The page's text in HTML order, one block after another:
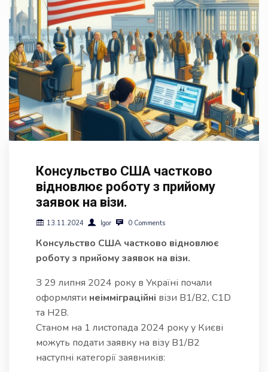
Консульство США частково
відновлює роботу з прийому
заявок на візи.
13.11.2024 Igor 0 Comments
Консульство США частково відновлює
роботу з прийому заявок на візи.
З 29 липня 2024 року в Україні почали
оформляти неімміграційні візи B1/B2, C1D
та H2B.
Станом на 1 листопада 2024 року у Києві
можуть подати заявку на візу B1/B2
наступні категорії заявників: